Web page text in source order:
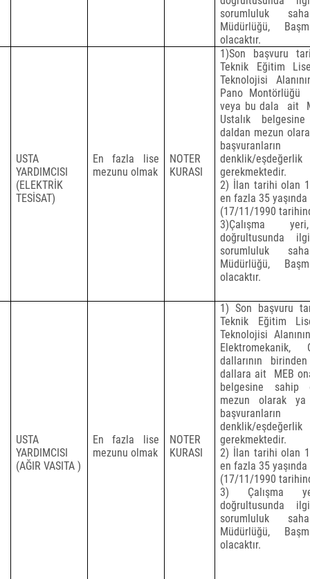
sorumluluk
Müdürlüğü,
olacaktır.
USTA
YARDIMCISI
(ELEKTRİK
TESİSAT)
En fazla lise
mezunu olmak
NOTER
KURASI
1)Son başvuru
Teknik Eğitim
Teknolojisi
Pano Montörlüğü
veya bu dala
ait
Ustalık
daldan mezun
başvuranların
denklik/
gerekmektedir.
2) İlan tarihi olan
en fazla 35
(17/11/1990
3)Çalışma
doğrultusunda
sorumluluk
Müdürlüğü,
olacaktır.
USTA
YARDIMCISI
(AĞIR VASITA )
En fazla lise
mezunu olmak
NOTER
KURASI
1) Son başvuru
Teknik Eğitim
Teknolojisi
Elektromekanik,
dallarının
dallara ait
MEB
belgesine sahip
mezun olarak
başvuranların
denklik/
gerekmektedir.
2) İlan tarihi olan
en fazla 35
(17/11/1990
3) Çalışma
doğrultusunda
sorumluluk
Müdürlüğü,
olacaktır.